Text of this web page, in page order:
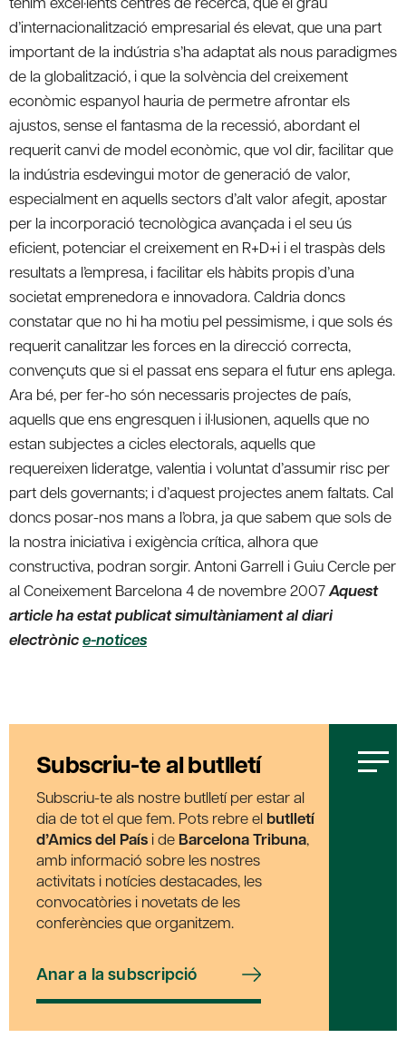
d’internacionalització empresarial és elevat, que una part
important de la indústria s’ha adaptat als nous paradigmes
de la globalització, i que la solvència del creixement
econòmic espanyol hauria de permetre afrontar els
ajustos, sense el fantasma de la recessió, abordant el
requerit canvi de model econòmic, que vol dir, facilitar que
la indústria esdevingui motor de generació de valor,
especialment en aquells sectors d’alt valor afegit, apostar
per la incorporació tecnològica avançada i el seu ús
eficient, potenciar el creixement en R+D+i i el traspàs dels
resultats a l’empresa, i facilitar els hàbits propis d’una
societat emprenedora e innovadora. Caldria doncs
constatar que no hi ha motiu pel pessimisme, i que sols és
requerit canalitzar les forces en la direcció correcta,
convençuts que si el passat ens separa el futur ens aplega.
Ara bé, per fer-ho són necessaris projectes de país,
aquells que ens engresquen i il·lusionen, aquells que no
estan subjectes a cicles electorals, aquells que
requereixen lideratge, valentia i voluntat d’assumir risc per
part dels governants; i d’aquest projectes anem faltats. Cal
doncs posar-nos mans a l’obra, ja que sabem que sols de
la nostra iniciativa i exigència crítica, alhora que
constructiva, podran sorgir. Antoni Garrell i Guiu Cercle per
al Coneixement Barcelona 4 de novembre 2007Aquest
article ha estat publicat simultàniament al diari
electrònice-notices
Subscriu-te al butlletí
Subscriu-te als nostre butlletí per estar al
dia de tot el que fem. Pots rebre el butlletí
d’Amics del País i de Barcelona Tribuna,
amb informació sobre les nostres
activitats i notícies destacades, les
convocatòries i novetats de les
conferències que organitzem.
Anar a la subscripció